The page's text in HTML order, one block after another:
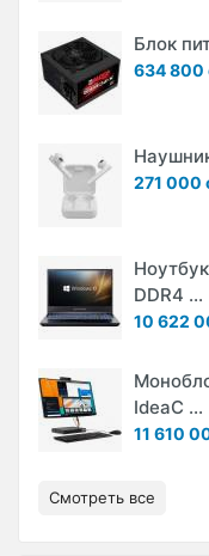
Блок
634 800
271 000
DDR4 ...
10 622
IdeaC ...
11 610
Смотреть все